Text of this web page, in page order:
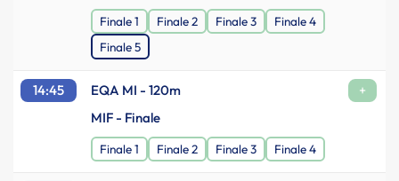
Finale 1 Finale 2 Finale 3
Finale 4
Finale 5
14:45 EQA MI - 120m
+
MIF - Finale
Finale 1 Finale 2 Finale 3 Finale 4